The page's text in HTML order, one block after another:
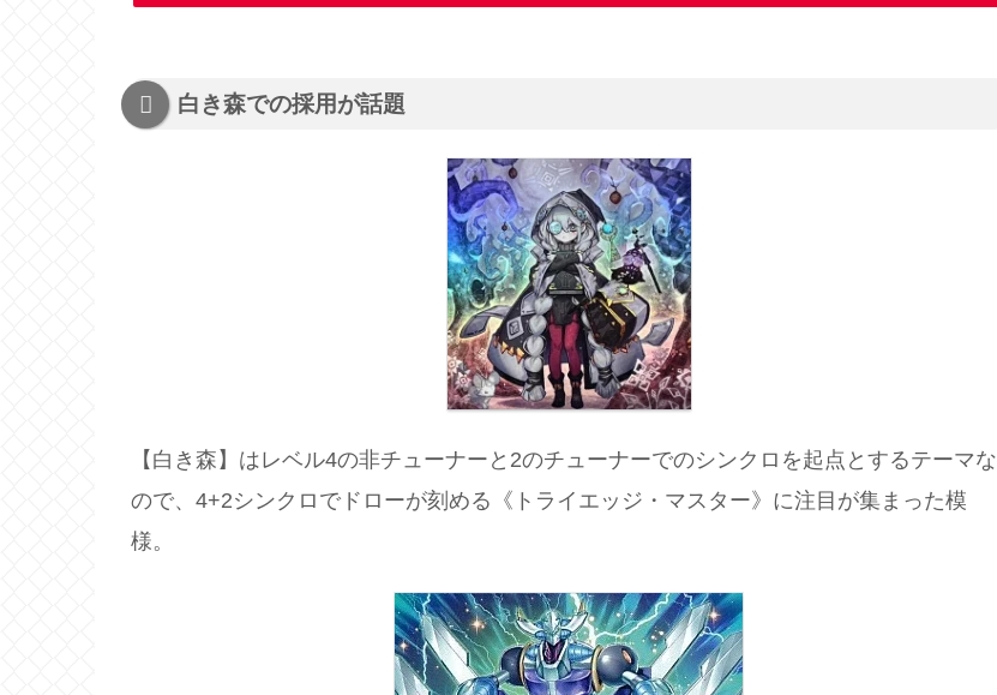
白き森での採用が話題
【白き森】はレベル4の非チューナーと2のチューナーでのシンクロを起点とするテーマな
ので、4+2シンクロでドローが刻める《トライエッジ・マスター》に注目が集まった模
様。